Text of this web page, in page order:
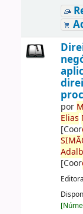
por
Elias
[Coor
[Coor
[